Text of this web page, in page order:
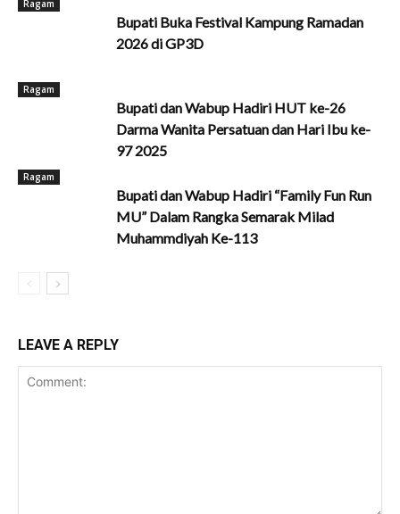
Ragam
Bupati Buka Festival Kampung Ramadan
2026 di GP3D
Ragam
Bupati dan Wabup Hadiri HUT ke-26
Darma Wanita Persatuan dan Hari Ibu ke-
97 2025
Ragam
Bupati dan Wabup Hadiri “Family Fun Run
MU” Dalam Rangka Semarak Milad
Muhammdiyah Ke-113
LEAVE A REPLY